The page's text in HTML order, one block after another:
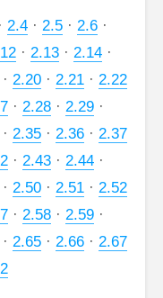
· 2.4 · 2.5 · 2.6 ·
· 2.13 · 2.14 ·
· 2.20 · 2.21 · 2.22
· 2.28 · 2.29 ·
· 2.35 · 2.36 · 2.37
· 2.43 · 2.44 ·
· 2.50 · 2.51 · 2.52
· 2.58 · 2.59 ·
· 2.65 · 2.66 · 2.67